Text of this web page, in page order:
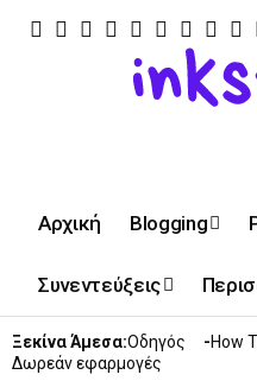
Αρχική Blogging
Συνεντεύξεις
Ξεκίνα Άμεσα:Οδηγός How
Δωρεάν εφαρμογές